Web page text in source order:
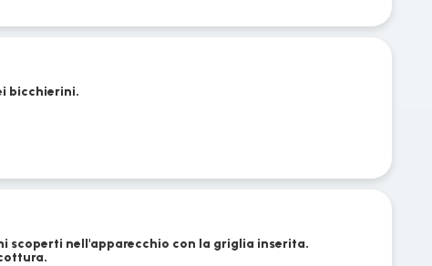
bicchierini.
scoperti nell'apparecchio con la griglia inserita.